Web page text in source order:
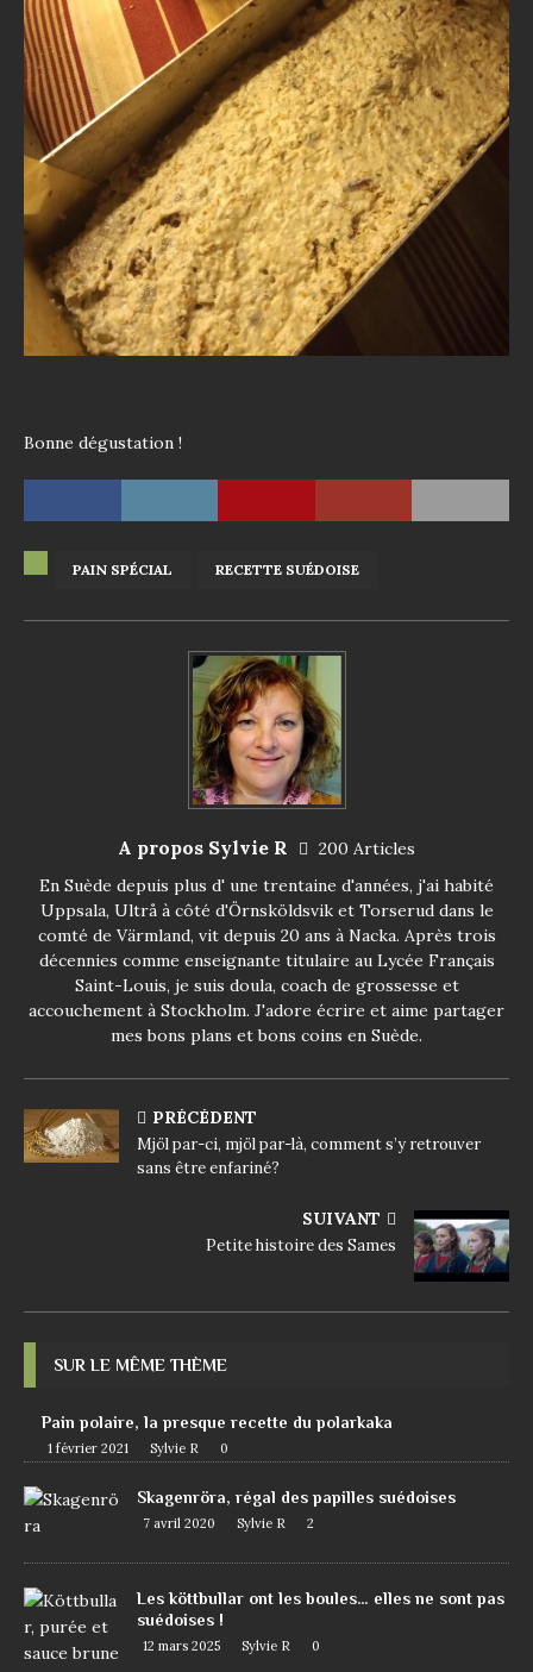
Bonne dégustation !
PAIN SPÉCIAL RECETTE SUÉDOISE
A propos Sylvie R
200 Articles
En Suède depuis plus d' une trentaine d'années, j'ai habité
Uppsala, Ultrå à côté d'Örnsköldsvik et Torserud dans le
comté de Värmland, vit depuis 20 ans à Nacka. Après trois
décennies comme enseignante titulaire au Lycée Français
Saint-Louis, je suis doula, coach de grossesse et
accouchement à Stockholm. J'adore écrire et aime partager
mes bons plans et bons coins en Suède.
PRÉCÉDENT
Mjöl par-ci, mjöl par-là, comment s’y retrouver
sans être enfariné?
SUIVANT
Petite histoire des Sames
SUR LE MÊME THÈME
Pain polaire, la presque recette du polarkaka
1 février 2021 Sylvie R 0
Skagenröra, régal des papilles suédoises
7 avril 2020 Sylvie R 2
Les köttbullar ont les boules… elles ne sont pas
suédoises !
12 mars 2025 Sylvie R 0